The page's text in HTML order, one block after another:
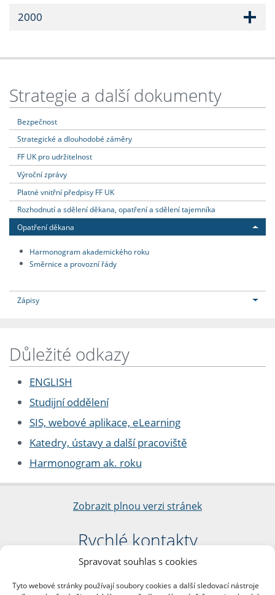
Spravovat souhlas s cookies
Tyto webové stránky používají soubory cookies a další sledovací nástroje
2000
Strategie a další dokumenty
Bezpečnost
Strategické a dlouhodobé záměry
FF UK pro udržitelnost
Výroční zprávy
Platné vnitřní předpisy FF UK
Rozhodnutí a sdělení děkana, opatření a sdělení tajemníka
Opatření děkana
Harmonogram akademického roku
Směrnice a provozní řády
Zápisy
Důležité odkazy
ENGLISH
Studijní oddělení
SIS, webové aplikace, eLearning
Katedry, ústavy a další pracoviště
Harmonogram ak. roku
Zobrazit plnou verzi stránek
Rychlé kontakty
Filozofická fakulta
nám. Jana Palacha 1/2